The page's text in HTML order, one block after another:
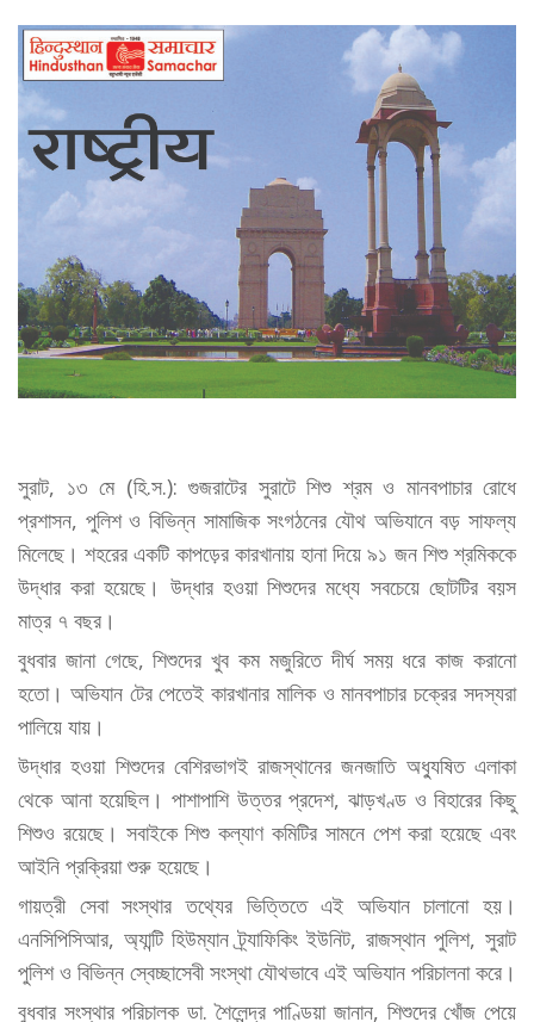
সুরাট, ১৩ মে (হি.স.): গুজরাটের সুরাটে শিশু শ্রম ও মানবপাচার রোধে
প্রশাসন, পুলিশ ও বিভিন্ন সামাজিক সংগঠনের যৌথ অভিযানে বড় সাফল্য
মিলেছে। শহরের একটি কাপড়ের কারখানায় হানা দিয়ে ৯১ জন শিশু শ্রমিককে
উদ্ধার করা হয়েছে। উদ্ধার হওয়া শিশুদের মধ্যে সবচেয়ে ছোটটির বয়স
মাত্র ৭ বছর।
বুধবার জানা গেছে, শিশুদের খুব কম মজুরিতে দীর্ঘ সময় ধরে কাজ করানো
হতো। অভিযান টের পেতেই কারখানার মালিক ও মানবপাচার চক্রের সদস্যরা
পালিয়ে যায়।
উদ্ধার হওয়া শিশুদের বেশিরভাগই রাজস্থানের জনজাতি অধ্যুষিত এলাকা
থেকে আনা হয়েছিল। পাশাপাশি উত্তর প্রদেশ, ঝাড়খণ্ড ও বিহারের কিছু
শিশুও রয়েছে। সবাইকে শিশু কল্যাণ কমিটির সামনে পেশ করা হয়েছে এবং
আইনি প্রক্রিয়া শুরু হয়েছে।
গায়ত্রী সেবা সংস্থার তথ্যের ভিত্তিতে এই অভিযান চালানো হয়।
এনসিপিসিআর, অ্যান্টি হিউম্যান ট্র্যাফিকিং ইউনিট, রাজস্থান পুলিশ, সুরাট
পুলিশ ও বিভিন্ন স্বেচ্ছাসেবী সংস্থা যৌথভাবে এই অভিযান পরিচালনা করে।
বুধবার সংস্থার পরিচালক ডা. শৈলেন্দ্র পাণ্ডিয়া জানান, শিশুদের খোঁজ পেয়ে